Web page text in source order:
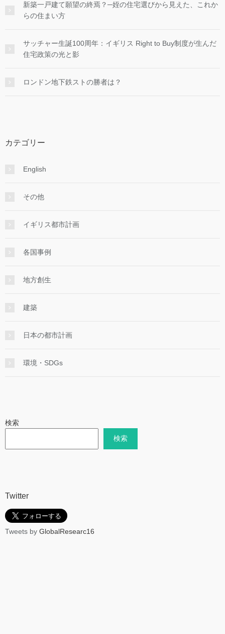
新築一戸建て願望の終焉？─姪の住宅選びから見えた、これか
らの住まい方
サッチャー生誕100周年：イギリス Right to Buy制度が生んだ
住宅政策の光と影
ロンドン地下鉄ストの勝者は？
カテゴリー
English
その他
イギリス都市計画
各国事例
地方創生
建築
日本の都市計画
環境・SDGs
検索
検索
Twitter
Tweets by GlobalResearc16